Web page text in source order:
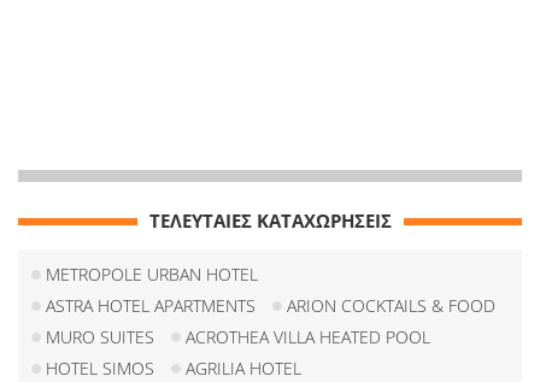
ΤΕΛΕΥΤΑΙΕΣ ΚΑΤΑΧΩΡΗΣΕΙΣ
METROPOLE URBAN HOTEL
ASTRA HOTEL APARTMENTS
ARION COCKTAILS & FOOD
MURO SUITES
ACROTHEA VILLA HEATED POOL
HOTEL SIMOS
AGRILIA HOTEL